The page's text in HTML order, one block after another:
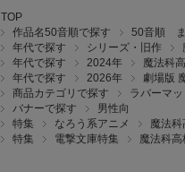
TOP
作品名50音順で探す
50音順
年代で探す
シリーズ・旧作
年代で探す
2024年
魔法科
年代で探す
2026年
劇場版
商品カテゴリで探す
ラバーマッ
バナーで探す
男性向
特集
なろう系アニメ
魔法
特集
電撃文庫特集 魔法科